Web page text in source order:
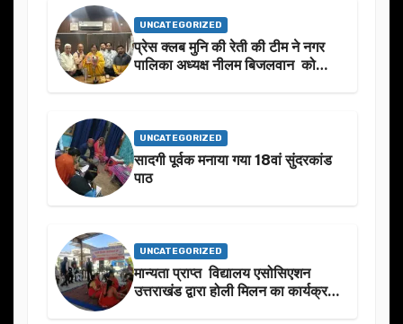
UNCATEGORIZED
प्रेस क्लब मुनि की रेती की टीम ने नगर
पालिका अध्यक्ष नीलम बिजलवान को
UNCATEGORIZED
सादगी पूर्वक मनाया गया 18वां सुंदरकांड
पाठ
UNCATEGORIZED
मान्यता प्राप्त विद्यालय एसोसिएशन
उत्तराखंड द्वारा होली मिलन का कार्यक्रम